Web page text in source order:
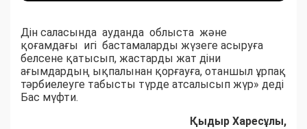
Дін саласында ауданда облыста және
қоғамдағы игі бастамаларды жүзеге асыруға
белсене қатысып, жастарды жат діни
ағымдардың ықпалынан қорғауға, отаншыл ұрпақ
тәрбиелеуге табысты түрде атсалысып жүр» деді
Бас мүфти.
Қыдыр Харесұлы,